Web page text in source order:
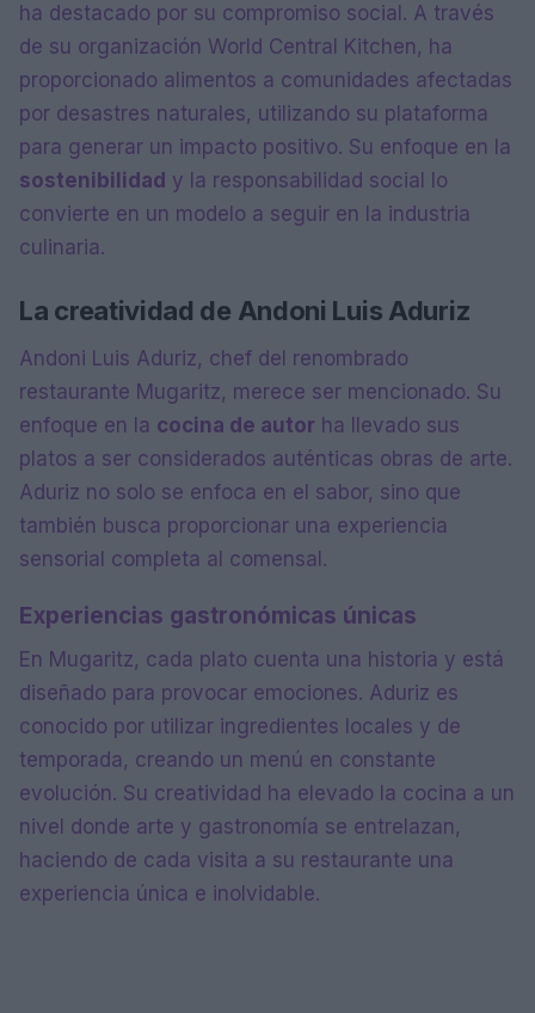
ha destacado por su compromiso social. A través
de su organización World Central Kitchen, ha
proporcionado alimentos a comunidades afectadas
por desastres naturales, utilizando su plataforma
para generar un impacto positivo. Su enfoque en la
sostenibilidad y la responsabilidad social lo
convierte en un modelo a seguir en la industria
culinaria.
La creatividad de Andoni Luis Aduriz
Andoni Luis Aduriz, chef del renombrado
restaurante Mugaritz, merece ser mencionado. Su
enfoque en la cocina de autor ha llevado sus
platos a ser considerados auténticas obras de arte.
Aduriz no solo se enfoca en el sabor, sino que
también busca proporcionar una experiencia
sensorial completa al comensal.
Experiencias gastronómicas únicas
En Mugaritz, cada plato cuenta una historia y está
diseñado para provocar emociones. Aduriz es
conocido por utilizar ingredientes locales y de
temporada, creando un menú en constante
evolución. Su creatividad ha elevado la cocina a un
nivel donde arte y gastronomía se entrelazan,
haciendo de cada visita a su restaurante una
experiencia única e inolvidable.